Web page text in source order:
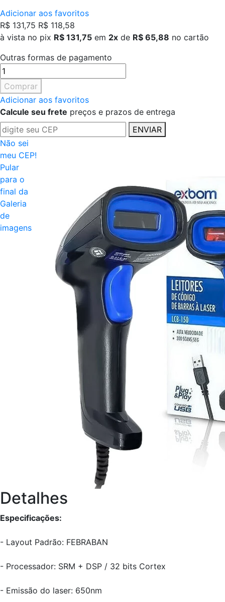
Adicionar aos favoritos
R$ 131,75 R$ 118,58
à vista no pix R$ 131,75 em 2x de R$ 65,88 no cartão
Outras formas de pagamento
Comprar
Adicionar aos favoritos
Calcule seu frete preços e prazos de entrega
ENVIAR
Não sei
meu CEP!
Pular
para o
final da
Galeria
de
imagens
Detalhes
Especificações:
- Layout Padrão: FEBRABAN
- Processador: SRM + DSP / 32 bits Cortex
- Emissão do laser: 650nm